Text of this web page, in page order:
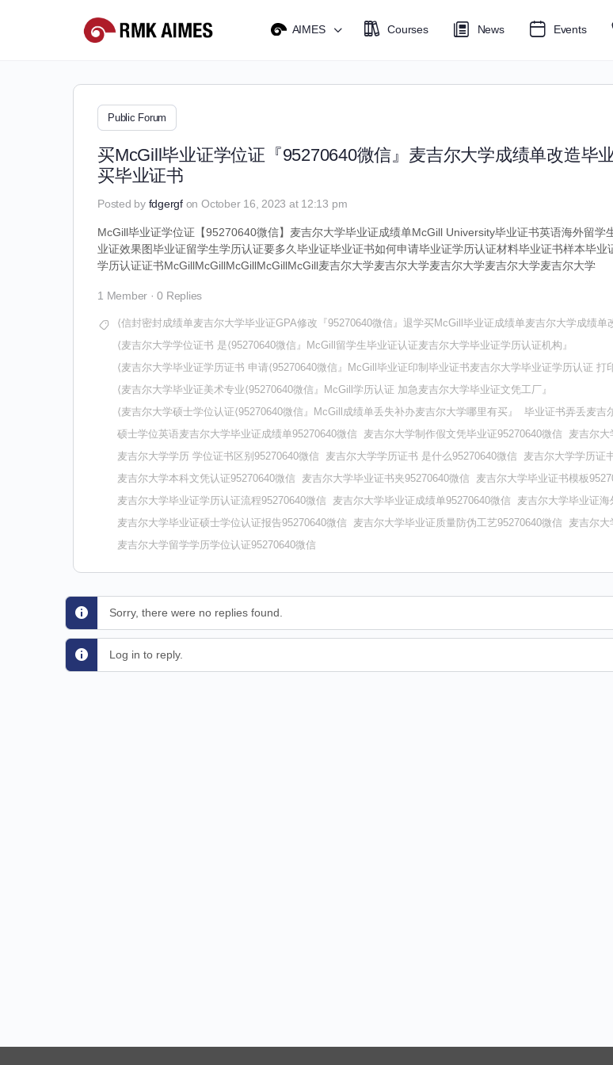
AIMES Courses News Events
Public Forum
买McGill毕业证学位证『95270640微信』麦吉尔大学成绩单改造毕
买毕业证书
Posted by fdgergf on October 16, 2023 at 12:13 pm
McGill毕业证学位证【95270640微信】麦吉尔大学毕业证成绩单McGill University毕业证书英语海外留学
业证效果图毕业证留学生学历认证要多久毕业证毕业证书如何申请毕业证学历认证材料毕业证书样本毕
学历认证证书McGillMcGillMcGillMcGillMcGill麦吉尔大学麦吉尔大学麦吉尔大学麦吉尔大学麦吉尔大学
1 Member · 0 Replies
⟨信封密封成绩单麦吉尔大学毕业证GPA修改『95270640微信』退学买McGill毕业证成绩单麦吉尔大学成绩单
⟨麦吉尔大学学位证书 是⟨95270640微信』McGill留学生毕业证认证麦吉尔大学毕业证学历认证机构』
⟨麦吉尔大学毕业证学历证书 申请⟨95270640微信』McGill毕业证印制毕业证书麦吉尔大学毕业证学历认证 打
⟨麦吉尔大学毕业证美术专业⟨95270640微信』McGill学历认证 加急麦吉尔大学毕业证文凭工厂』
⟨麦吉尔大学硕士学位认证⟨95270640微信』McGill成绩单丢失补办麦吉尔大学哪里有买』
毕业证书弄丢麦吉
硕士学位英语麦吉尔大学毕业证成绩单95270640微信 麦吉尔大学制作假文凭毕业证95270640微信 麦吉尔大
麦吉尔大学学历 学位证书区别95270640微信 麦吉尔大学学历证书 是什么95270640微信 麦吉尔大学学历证
麦吉尔大学本科文凭认证95270640微信 麦吉尔大学毕业证书夹95270640微信 麦吉尔大学毕业证书模板
麦吉尔大学毕业证学历认证流程95270640微信 麦吉尔大学毕业证成绩单95270640微信 麦吉尔大学毕业证
麦吉尔大学毕业证硕士学位认证报告95270640微信 麦吉尔大学毕业证质量防伪工艺95270640微信 麦吉尔大
麦吉尔大学留学学历学位认证95270640微信
Sorry, there were no replies found.
Log in to reply.